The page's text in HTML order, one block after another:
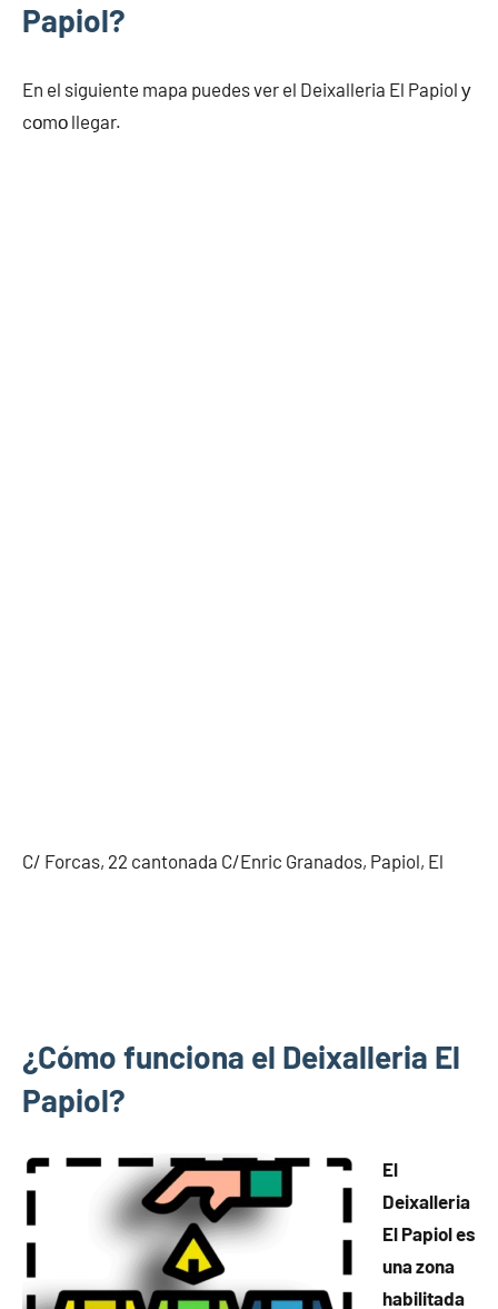
Papiol?
En el siguiente mapa puedes ver el Deixalleria El Papiol у
cοmο llegar.
C/ Forcas, 22 cantonada C/Enric Granados, Papiol, El
¿Cómo funciona el Deixalleria El
Papiol?
El
Deixalleria
El Papiol es
una zona
habilitada